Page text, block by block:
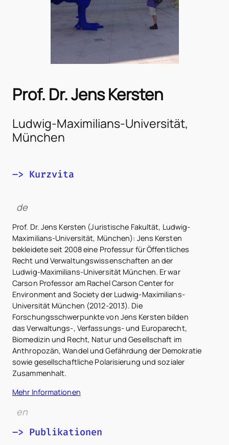
Prof. Dr. Jens Kersten
Ludwig-Maximilians-Universität,
München
–> Kurzvita
de
Prof. Dr. Jens Kersten (Juristische Fakultät, Ludwig-
Maximilians-Universität, München): Jens Kersten
bekleidete seit 2008 eine Professur für Öffentliches
Recht und Verwaltungswissenschaften an der
Ludwig-Maximilians-Universität München. Er war
Carson Professor am Rachel Carson Center for
Environment and Society der Ludwig-Maximilians-
Universität München (2012-2013). Die
Forschungsschwerpunkte von Jens Kersten bilden
das Verwaltungs-, Verfassungs- und Europarecht,
Biomedizin und Recht, Natur und Gesellschaft im
Anthropozän, Wandel und Gefährdung der Demokratie
sowie gesellschaftliche Polarisierung und sozialer
Zusammenhalt.
Mehr Informationen
en
–> Publikationen